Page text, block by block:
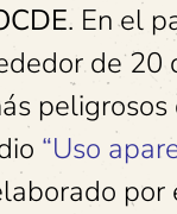
. En el
de 20
peligrosos
“Uso
por